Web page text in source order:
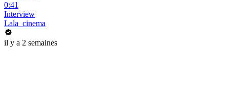
0:41
Interview
Lala_cinema
il y a 2 semaines